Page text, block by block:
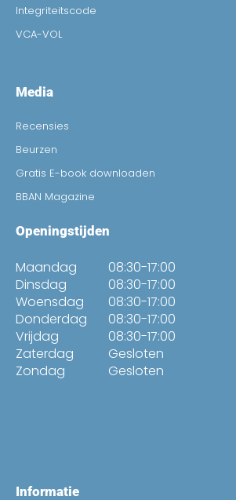
Integriteitscode
VCA-VOL
Media
Recensies
Beurzen
Gratis E-book downloaden
BBAN Magazine
Openingstijden
Maandag
Dinsdag
Woensdag
Donderdag
Vrijdag
Zaterdag
Zondag
08:30-17:00
08:30-17:00
08:30-17:00
08:30-17:00
08:30-17:00
Gesloten
Gesloten
Informatie